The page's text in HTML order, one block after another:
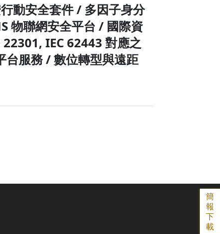
動安全套件 / 多因子身分
物聯網安全平台 / 國際資
IEC 62443 對應之
台服務 / 數位轉型與遠距
簡
報
下
載